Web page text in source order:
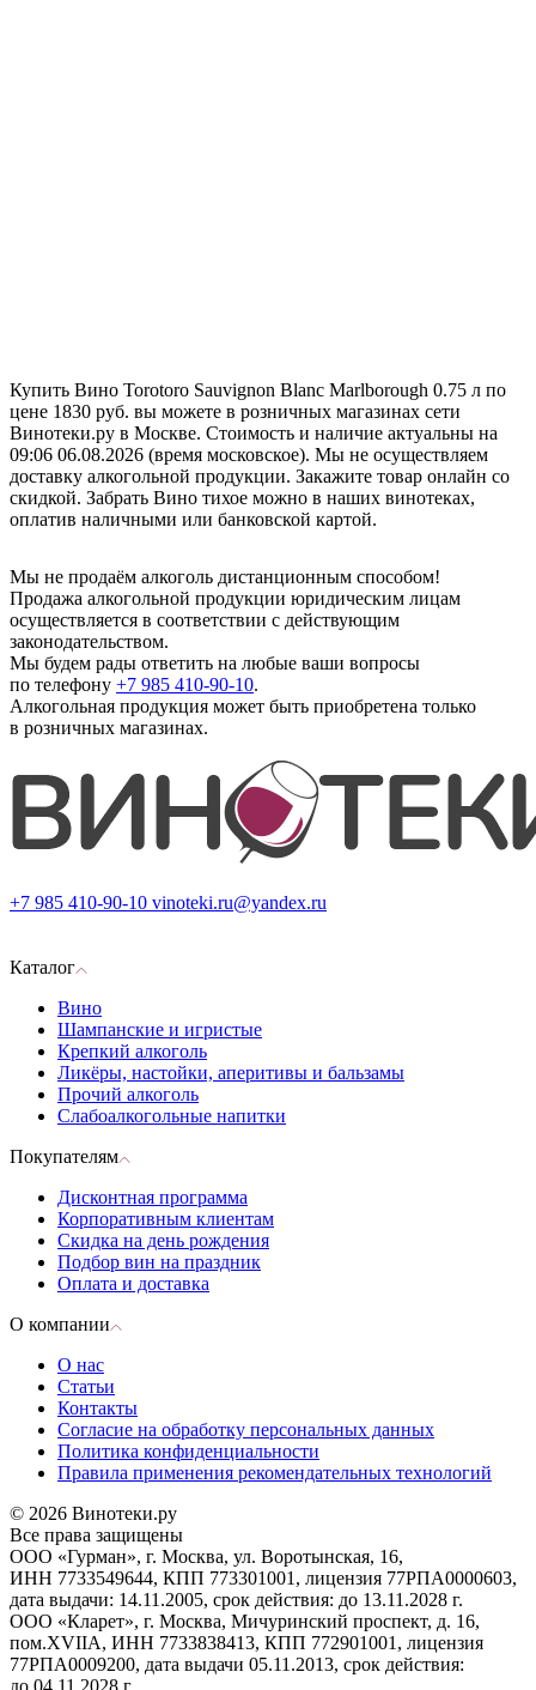
Купить Вино Torotoro Sauvignon Blanc Marlborough 0.75 л по
цене 1830 руб. вы можете в розничных магазинах сети
Винотеки.ру в Москве. Стоимость и наличие актуальны на
09:06 06.08.2026 (время московское). Мы не осуществляем
доставку алкогольной продукции. Закажите товар онлайн со
скидкой. Забрать Вино тихое можно в наших винотеках,
оплатив наличными или банковской картой.
Мы не продаём алкоголь дистанционным способом!
Продажа алкогольной продукции юридическим лицам
осуществляется в соответствии с действующим
законодательством.
Мы будем рады ответить на любые ваши вопросы
по телефону +7 985 410-90-10.
Алкогольная продукция может быть приобретена только
в розничных магазинах.
+7 985 410-90-10 vinoteki.ru@yandex.ru
Каталог
Вино
Шампанские и игристые
Крепкий алкоголь
Ликёры, настойки, аперитивы и бальзамы
Прочий алкоголь
Слабоалкогольные напитки
Покупателям
Дисконтная программа
Корпоративным клиентам
Скидка на день рождения
Подбор вин на праздник
Оплата и доставка
О компании
О нас
Статьи
Контакты
Согласие на обработку персональных данных
Политика конфиденциальности
Правила применения рекомендательных технологий
© 2026 Винотеки.ру
Все права защищены
ООО «Гурман», г. Москва, ул. Воротынская, 16,
ИНН 7733549644, КПП 773301001, лицензия 77РПА0000603,
дата выдачи: 14.11.2005, срок действия: до 13.11.2028 г.
ООО «Кларет», г. Москва, Мичуринский проспект, д. 16,
пом.XVIIA, ИНН 7733838413, КПП 772901001, лицензия
77РПА0009200, дата выдачи 05.11.2013, срок действия:
до 04.11.2028 г.